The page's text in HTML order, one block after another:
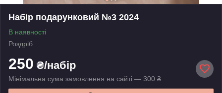
Набір подарунковий №3 2024
В наявності
Роздріб
250 ₴/набір
Мінімальна сума замовлення на сайті — 300 ₴